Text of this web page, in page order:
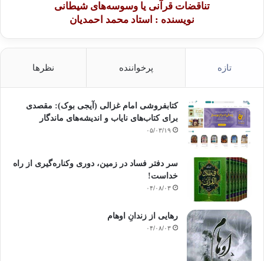
تناقضات قرآنی یا وسوسه‌های شیطانی
نویسنده : استاد محمد احمدیان
تازه پرخواننده نظرها
کتابفروشی امام غزالی (آیجی بوک): مقصدی
برای کتاب‌های نایاب و اندیشه‌های ماندگار
۰۵/۰۳/۱۹
سر دفتر فساد در زمین‌، دوری وکناره‌گیری از راه
خداست‌!
۰۴/۰۸/۰۳
رهایی از زندانِ اوهام
۰۴/۰۸/۰۳